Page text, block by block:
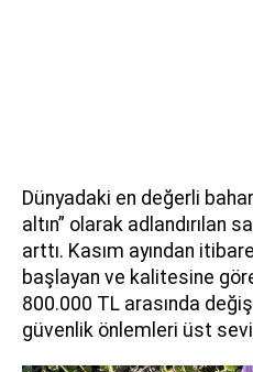
Dünyadaki en değerli
altın” olarak adlandırılan
arttı. Kasım ayından
başlayan ve kalitesine
800.000 TL arasında
güvenlik önlemleri üst